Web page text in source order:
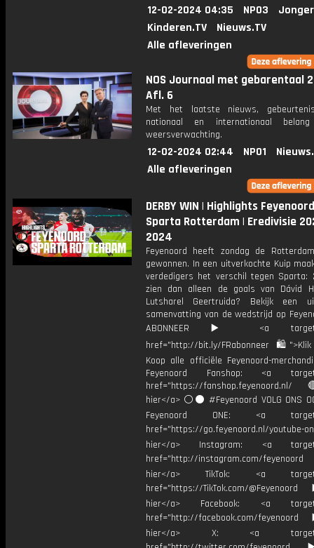
12-02-2024 04:35 NPO3
Kinderen.TV
Nieuws.TV
Alle afleveringen
NOS Journaal met gebarentaal
Afl. 6
Met het laatste nieuws,
nationaal en internationaal
weersverwachting.
12-02-2024 02:44 NPO1
Alle afleveringen
DERBY WIN | Highlights
Sparta Rotterdam | Eredivisie
2024
Feyenoord heeft zondag de
gewonnen. In een uitverkochte Kuip
verdedigers het verschil tegen Sparta:
zien dan alleen de goals van Dávid
Lutsharel Geertruida? Bekijk een
samenvatting van de wedstrijd op
ABONNEER ▶️ <a
href="http://bit.ly/FRabonneer
Koop alle officiële Feyenoord-
Feyenoord Fanshop: <a
href="https://
hier</a> ⚪️⚫ #Feyenoord VOLG ONS
Feyenoord ONE: <a
href="https://go.feyenoord.nl/youtube-
hier</a> Instagram: <a
href="http://instagram.com/
hier</a> TikTok: <a
href="https://TikTok.com/
hier</a> Facebook: <a
href="http://facebook.com/
hier</a> X: <a